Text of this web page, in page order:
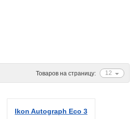
12
Товаров на страницу:
Ikon Autograph Eco 3